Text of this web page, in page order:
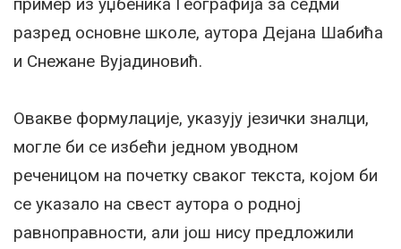
разред основне школе, аутора Дејана Шабића
и Снежане Вујадиновић.
Овакве формулације, указују језички зналци,
могле би се избећи једном уводном
реченицом на почетку сваког текста, којом би
се указало на свест аутора о родној
равноправности, али још нису предложили